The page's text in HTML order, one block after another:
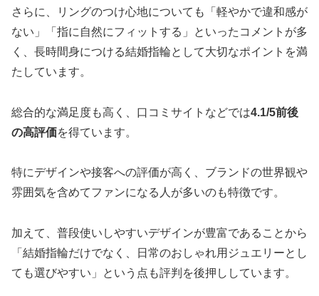
さらに、リングのつけ心地についても「軽やかで違和感が
ない」「指に自然にフィットする」といったコメントが多
く、長時間身につける結婚指輪として大切なポイントを満
たしています。
総合的な満足度も高く、口コミサイトなどでは4.1/5前後
の高評価を得ています。
特にデザインや接客への評価が高く、ブランドの世界観や
雰囲気を含めてファンになる人が多いのも特徴です。
加えて、普段使いしやすいデザインが豊富であることから
「結婚指輪だけでなく、日常のおしゃれ用ジュエリーとし
ても選びやすい」という点も評判を後押ししています。